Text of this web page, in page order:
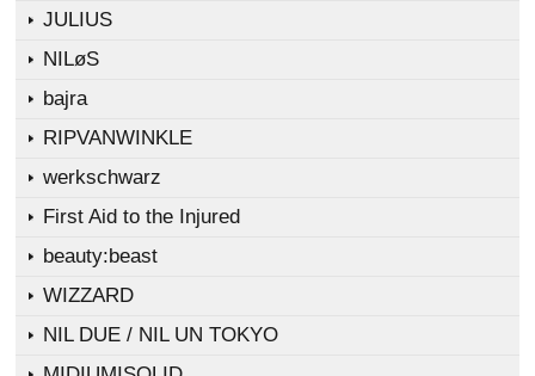
JULIUS
NILøS
bajra
RIPVANWINKLE
werkschwarz
First Aid to the Injured
beauty:beast
WIZZARD
NIL DUE / NIL UN TOKYO